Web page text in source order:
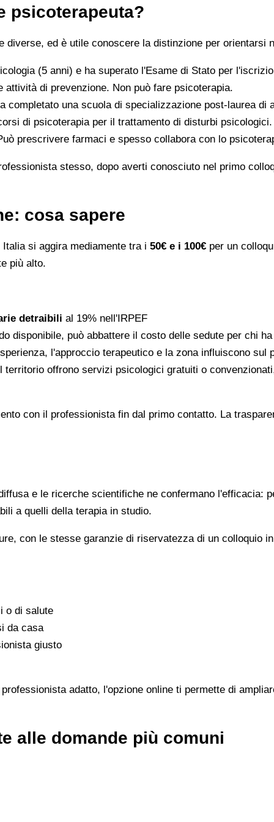
psicoterapeuta?
diverse, ed è utile conoscere la distinzione per orientarsi
(5 anni) e ha superato l'Esame di Stato per
di prevenzione. Non può fare psicoterapia.
completato una scuola di specializzazione post-laurea di
di psicoterapia per il trattamento di disturbi psicologici.
prescrivere farmaci e spesso collabora con lo
stesso, dopo averti conosciuto nel primo
cosa sapere
si aggira mediamente tra i 50€ e i 100€ per un
più alto.
detraibili al 19% nell'IRPEF
disponibile, può abbattere il costo delle sedute per chi
l'approccio terapeutico e la zona influiscono sul
territorio offrono servizi psicologici gratuiti o
con il professionista fin dal primo contatto. La
e le ricerche scientifiche ne confermano l'efficacia:
a quelli della terapia in studio.
con le stesse garanzie di riservatezza di un colloquio
o di salute
da casa
giusto
adatto, l'opzione online ti permette di
alle domande più comuni